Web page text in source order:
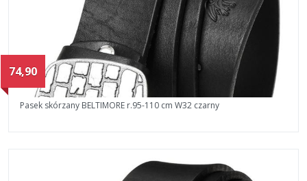
74,90
Pasek skórzany BELTIMORE r.95-110 cm W32 czarny